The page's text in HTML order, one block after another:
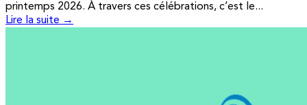
printemps 2026. À travers ces célébrations, c’est le...
Lire la suite →